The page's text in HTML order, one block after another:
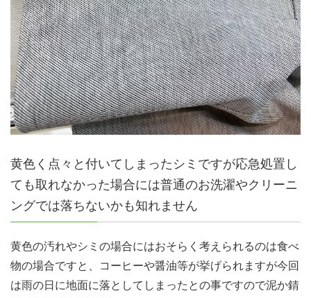
黄色く点々と付いてしまったシミですが応急処置し
ても取れなかった場合には普通のお洗濯やクリーニ
ングでは落ちないかも知れません
黄色の汚れやシミの場合にはおそらく考えられるのは食べ
物の場合ですと、コーヒーや醤油等が挙げられますが今回
は雨の日に地面に落としてしまったとの事ですので泥か錆